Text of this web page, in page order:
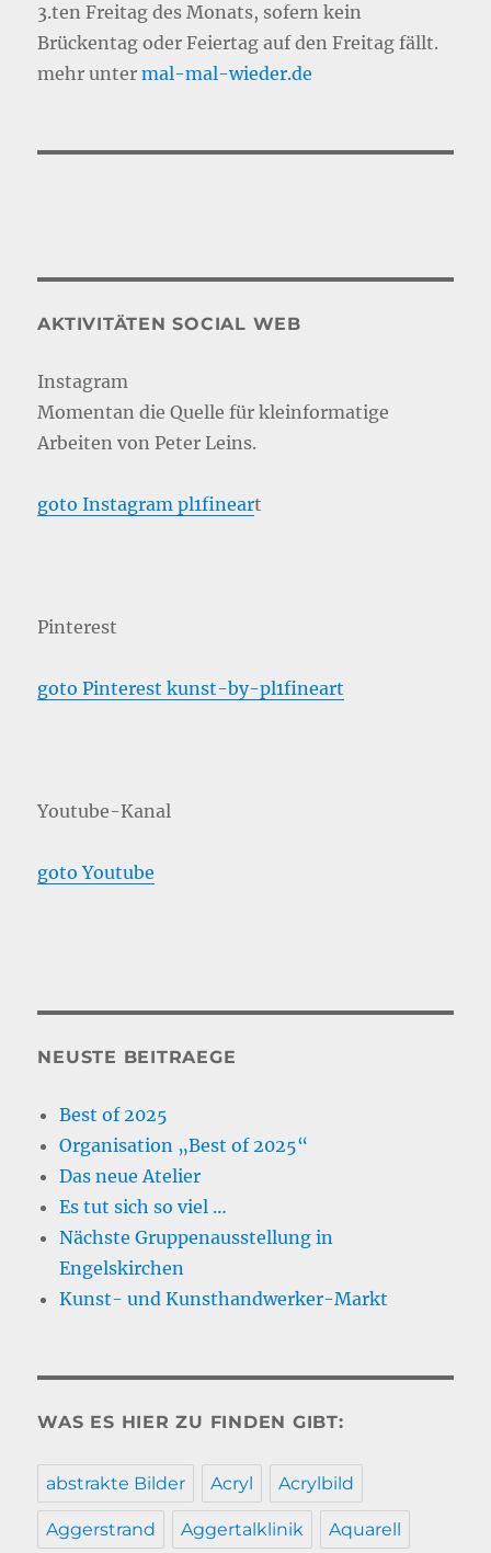
3.ten Freitag des Monats, sofern kein
Brückentag oder Feiertag auf den Freitag fällt.
mehr untermal-mal-wieder.de
AKTIVITÄTEN SOCIAL WEB
Instagram
Momentan die Quelle für kleinformatige
Arbeiten von Peter Leins.
goto Instagram pl1fineart
Pinterest
goto Pinterest kunst-by-pl1fineart
Youtube-Kanal
goto Youtube
NEUSTE BEITRAEGE
Best of 2025
Organisation „Best of 2025“
Das neue Atelier
Es tut sich so viel …
Nächste Gruppenausstellung in
Engelskirchen
Kunst- und Kunsthandwerker-Markt
WAS ES HIER ZU FINDEN GIBT:
abstrakte Bilder Acryl Acrylbild
Aggerstrand Aggertalklinik Aquarell